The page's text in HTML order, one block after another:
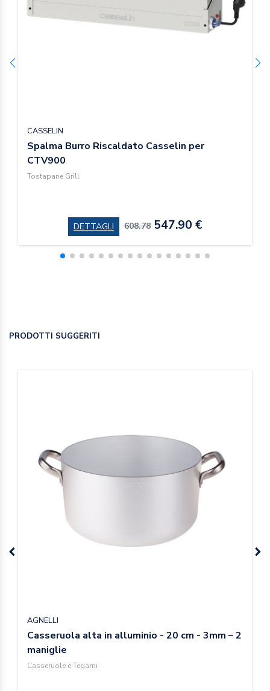
CASSELIN
Spalma Burro Riscaldato Casselin per
CTV900
Tostapane Grill
DETTAGLI 608.78 547.90 €
PRODOTTI SUGGERITI
AGNELLI
Casseruola alta in alluminio - 20 cm - 3mm – 2
maniglie
Casseruole e Tegami